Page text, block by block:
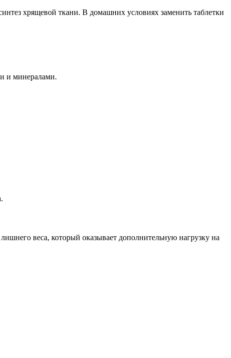
хрящевой ткани. В домашних условиях заменить таблетки
и минералами.
веса, который оказывает дополнительную нагрузку на